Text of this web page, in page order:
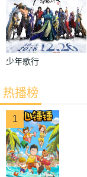
少年歌行
热播榜
1